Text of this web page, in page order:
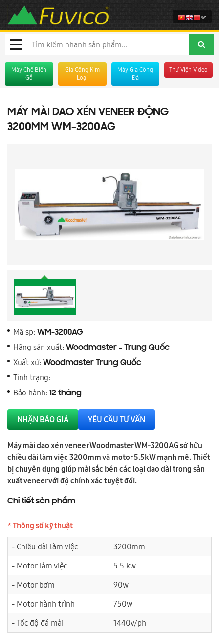
Máy Chế Biến
Gỗ
Gia Công Kim
Loại
Máy Gia Công
Đá
Thư Viện Video
MÁY MÀI DAO XÉN VENEER ĐỘNG
3200MM WM-3200AG
Mã sp: WM-3200AG
Hãng sản xuất: Woodmaster - Trung Quốc
Xuất xứ: Woodmaster Trung Quốc
Tình trạng:
Bảo hành: 12 tháng
NHẬN BÁO GIÁ YÊU CẦU TƯ VẤN
Máy mài dao xén veneer Woodmaster WM-3200AG sở hữu
chiều dài làm việc 3200mm và motor 5.5kW mạnh mẽ. Thiết
bị chuyên dụng giúp mài sắc bén các loại dao dài trong sản
xuất veneer với độ chính xác tuyệt đối.
Chi tiết sản phẩm
* Thông số kỹ thuật
- Chiều dài làm việc
3200mm
- Motor làm việc
5.5 kw
- Motor bơm
90w
- Motor hành trình
750w
- Tốc độ đá mài
1440v/ph